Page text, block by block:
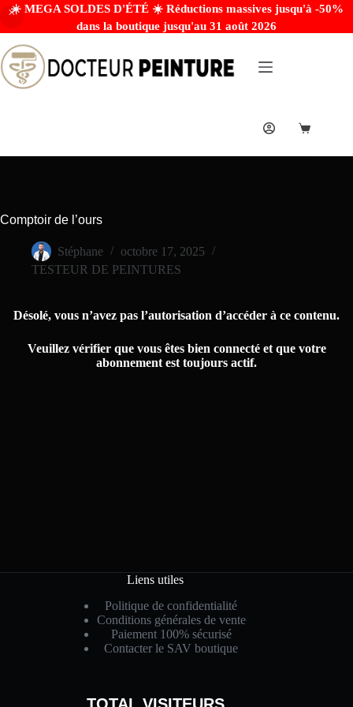
☀️ MEGA SOLDES D'ÉTÉ ☀️ Réductions massives jusqu'à -50%
dans la boutique jusqu'au 31 août 2026
Comptoir de l’ours
Stéphane
octobre 17, 2025
TESTEUR DE PEINTURES
Désolé, vous n’avez pas l’autorisation d’accéder à ce contenu.
Veuillez vérifier que vous êtes bien connecté et que votre
abonnement est toujours actif.
Liens utiles
Politique de confidentialité
Conditions générales de vente
Paiement 100% sécurisé
Contacter le SAV boutique